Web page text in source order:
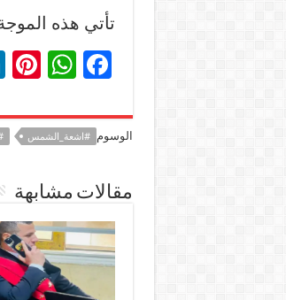
تأتي هذه
F
e
b
o
k
W
at
sA
p
p
t
الوسوم #اشعة_الشمس
مقالات مشابهة